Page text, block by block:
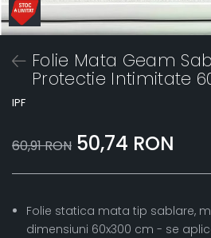
Folie Mata Geam
Protectie Intimitate
IPF
60,91 RON 50,74 RON
Folie statica mata tip sablare,
dimensiuni 60x300 cm - se